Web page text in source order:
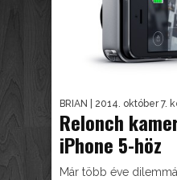
BRIAN | 2014. október 7.
Relonch
iPhone 5-höz
Már több éve